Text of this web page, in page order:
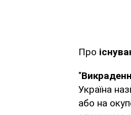
Про
"
Україна
або на